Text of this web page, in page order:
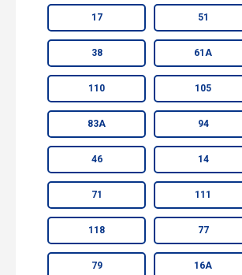
17 51
38 61А
110 105
83А 94
46 14
71 111
118 77
79 16А